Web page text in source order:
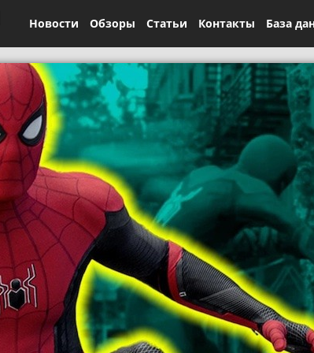
Новости Обзоры Статьи Контакты База